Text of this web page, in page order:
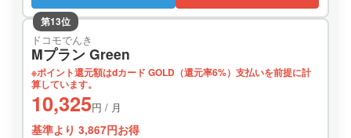
第13位
ドコモでんき
Mプラン Green
※ポイント還元額はdカード GOLD（還元率6%）支払いを前提に計
算しています。
10,325円 / 月
基準より 3,867円お得